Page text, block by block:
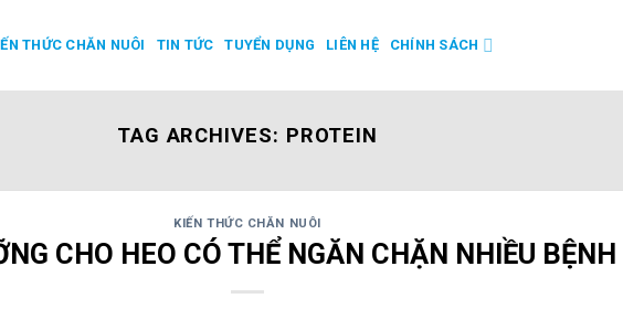
THỨC CHĂN NUÔI TIN TỨC TUYỂN DỤNG LIÊN HỆ CHÍNH SÁCH
TAG ARCHIVES: PROTEIN
KIẾN THỨC CHĂN NUÔI
CHO HEO CÓ THỂ NGĂN CHẶN NHIỀU BỆNH